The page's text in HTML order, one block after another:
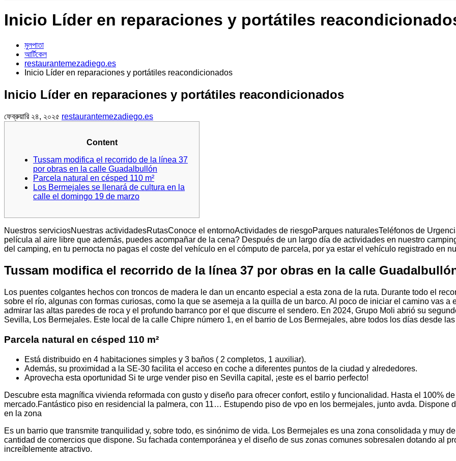
Inicio Líder en reparaciones y portátiles
মুলপাতা
আর্টিকেল
restaurantemezadiego.es
Inicio Líder en reparaciones y portátiles reacondicionados
Inicio Líder en reparaciones y portátiles reacondicionados
ফেব্রুয়ারি ২৪, ২০২৫ restaurantemezadiego.es
Content
Tussam modifica el recorrido de la línea 37
por obras en la calle Guadalbullón
Parcela natural en césped 110 m²
Los Bermejales se llenará de cultura en la
calle el domingo 19 de marzo
Nuestros serviciosNuestras actividadesRutasConoce el entornoActividades de riesgoParques naturalesTeléfonos de
película al aire libre que además, puedes acompañar de la cena? Después de un largo día de actividades en nuestro
del camping, en tu pernocta no pagas el coste del vehículo en el cómputo de parcela, por ya estar el vehículo registrado en
Tussam modifica el recorrido de la línea 37 por obras en la calle
Los puentes colgantes hechos con troncos de madera le dan un encanto especial a esta zona de la ruta. Durante todo el
sobre el río, algunas con formas curiosas, como la que se asemeja a la quilla de un barco. Al poco de iniciar el camino vas
admirar las altas paredes de roca y el profundo barranco por el que discurre el sendero. En 2024, Grupo Moli abrió su
Sevilla, Los Bermejales. Este local de la calle Chipre número 1, en el barrio de Los Bermejales, abre todos los días desde
Parcela natural en césped 110 m²
Está distribuido en 4 habitaciones simples y 3 baños ( 2 completos, 1 auxiliar).
Además, su proximidad a la SE-30 facilita el acceso en coche a diferentes puntos de la ciudad y alrededores.
Aprovecha esta oportunidad Si te urge vender piso en Sevilla capital, ¡este es el barrio perfecto!
Descubre esta magnífica vivienda reformada con gusto y diseño para ofrecer confort, estilo y funcionalidad. Hasta el 100%
mercado.Fantástico piso en residencial la palmera, con 11… Estupendo piso de vpo en los bermejales, junto avda. Dispone
en la zona
Es un barrio que transmite tranquilidad y, sobre todo, es sinónimo de vida. Los Bermejales es una zona consolidada y muy
cantidad de comercios que dispone. Su fachada contemporánea y el diseño de sus zonas comunes sobresalen dotando al
increíblemente atractivo.